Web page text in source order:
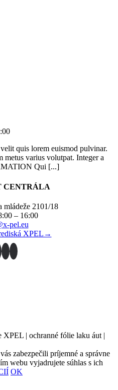
quis lorem euismod pulvinar.
metus varius volutpat. Integer a
Qui [...]
CENTRÁLA
mládeže 2101/18
– 16:00
pel.eu
XPEL→
| ochranné fólie laku áut |
zabezpečili príjemné a správne
webu vyjadrujete súhlas s ich
OK